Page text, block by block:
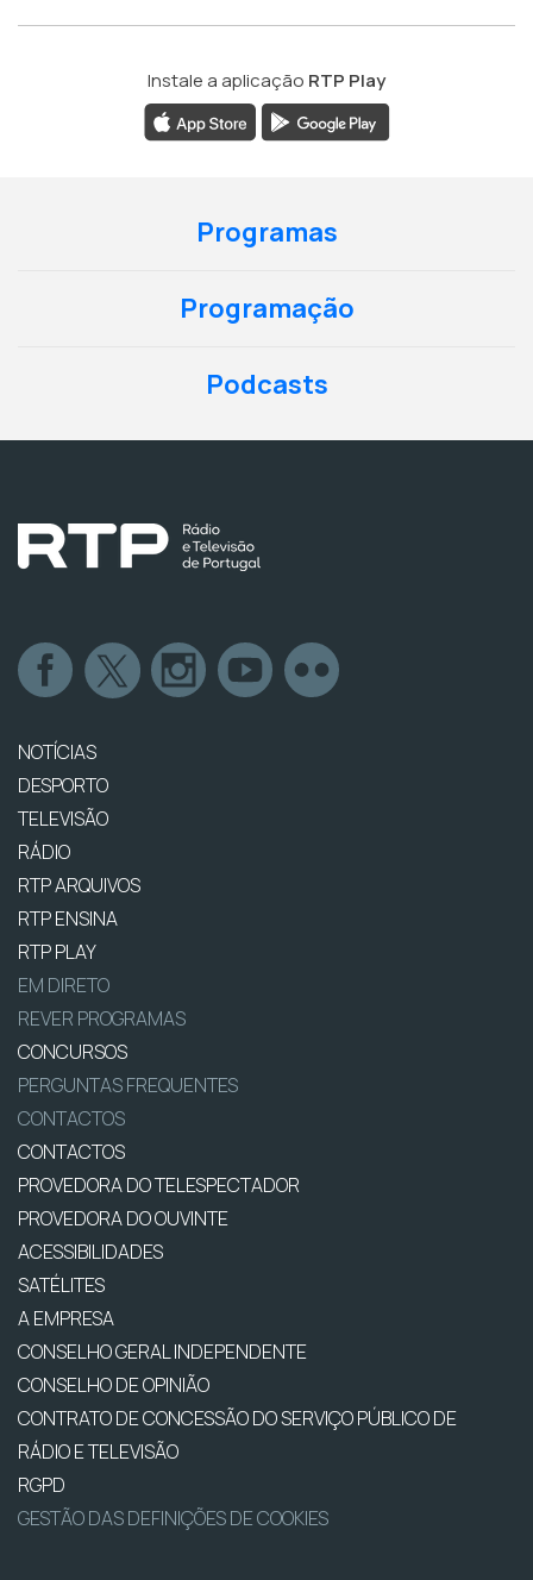
Instale a aplicação RTP Play
Programas
Programação
Podcasts
NOTÍCIAS
DESPORTO
TELEVISÃO
RÁDIO
RTP ARQUIVOS
RTP ENSINA
RTP PLAY
EM DIRETO
REVER PROGRAMAS
CONCURSOS
PERGUNTAS FREQUENTES
CONTACTOS
CONTACTOS
PROVEDORA DO TELESPECTADOR
PROVEDORA DO OUVINTE
ACESSIBILIDADES
SATÉLITES
A EMPRESA
CONSELHO GERAL INDEPENDENTE
CONSELHO DE OPINIÃO
CONTRATO DE CONCESSÃO DO SERVIÇO PÚBLICO DE
RÁDIO E TELEVISÃO
RGPD
GESTÃO DAS DEFINIÇÕES DE COOKIES